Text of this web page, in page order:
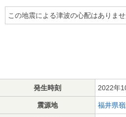
この地震による津波の心配はありませ
発生時刻 2022年
震源地 福井県